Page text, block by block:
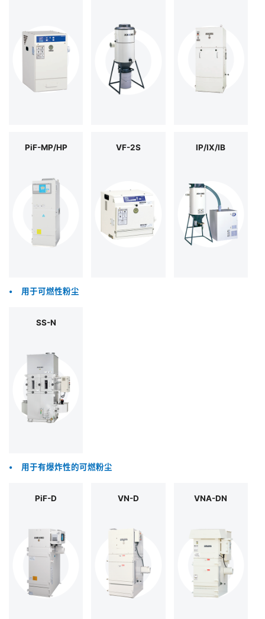
PiF-MP/HP VF-2S IP/IX/IB
• 用于可燃性粉尘
SS-N
• 用于有爆炸性的可燃粉尘
PiF-D VN-D VNA-DN